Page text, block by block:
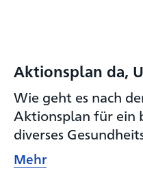
Aktionsplan da,
Wie geht es nach
Aktionsplan für ein
diverses
Mehr